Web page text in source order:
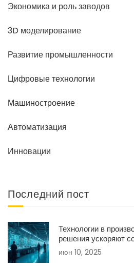
Экономика и роль заводов
3D моделирование
Развитие промышленности
Цифровые технологии
Машиностроение
Автоматизация
Инновации
Последний пост
Технологии в
решения ускоряют
июн 10, 2025